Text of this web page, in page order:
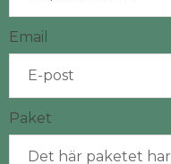
Email
Paket